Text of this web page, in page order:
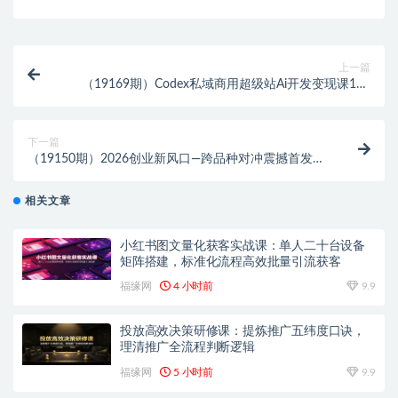
上一篇
（19169期）Codex私域商用超级站Ai开发变现课106
下一篇
（19150期）2026创业新风口—跨品种对冲震撼首发！
相关文章
小红书图文量化获客实战课：单人二十台设备
矩阵搭建，标准化流程高效批量引流获客
福缘网 4 小时前 9.9
投放高效决策研修课：提炼推广五纬度口诀，
理清推广全流程判断逻辑
福缘网 5 小时前 9.9